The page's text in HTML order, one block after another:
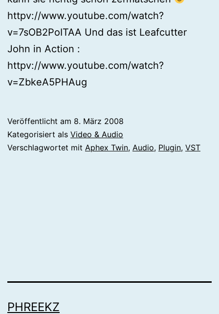
httpv://www.youtube.com/watch?
v=7sOB2PoITAA Und das ist Leafcutter
John in Action :
httpv://www.youtube.com/watch?
v=ZbkeA5PHAug
Veröffentlicht am 8. März 2008
Kategorisiert als Video & Audio
Verschlagwortet mit Aphex Twin, Audio, Plugin, VST
PHREEKZ